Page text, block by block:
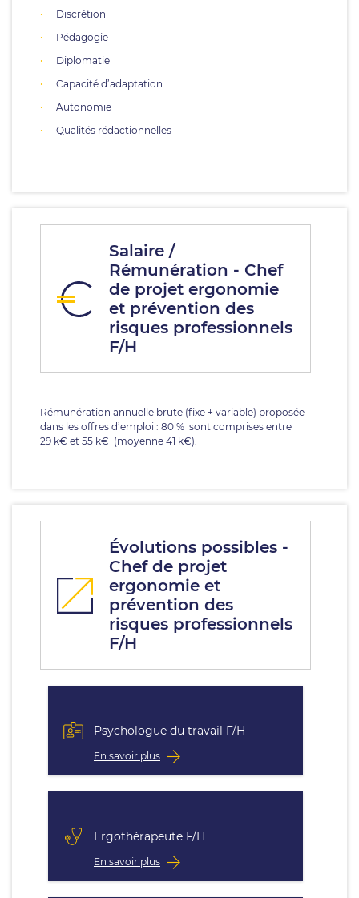
Discrétion
Pédagogie
Diplomatie
Capacité d’adaptation
Autonomie
Qualités rédactionnelles
Salaire /
Rémunération - Chef
de projet ergonomie
et prévention des
risques professionnels
F/H
Rémunération annuelle brute (fixe + variable) proposée
dans les offres d’emploi : 80 % sont comprises entre
29 k€ et 55 k€ (moyenne 41 k€).
Évolutions possibles -
Chef de projet
ergonomie et
prévention des
risques professionnels
F/H
Psychologue du travail F/H
En savoir plus
Ergothérapeute F/H
En savoir plus